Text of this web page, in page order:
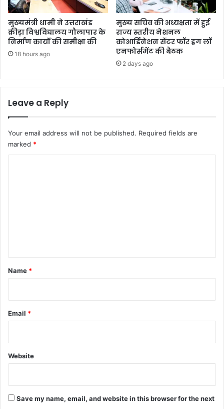
मुख्यमंत्री धामी ने उत्तराखंड
क्रीड़ा विश्वविद्यालय गौलापार के
निर्माण कार्यों की समीक्षा की
18 hours ago
मुख्य सचिव की अध्यक्षता में हुई
राज्य स्तरीय नेशनल
कोआर्डिनेशन सेंटर फॉर ड्रग लॉ
एनफोर्समेंट की बैठक
2 days ago
Leave a Reply
Your email address will not be published. Required fields are
marked *
*
Name *
Email *
Website
Save my name, email, and website in this browser for the next